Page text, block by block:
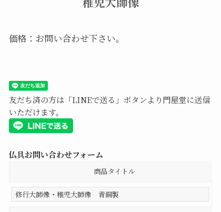
価格：お問い合わせ下さい。
友だち済の方は「LINEで送る」ボタンより門屋堂に送信
いただけます。
仏具お問い合わせフォーム
商品タイトル